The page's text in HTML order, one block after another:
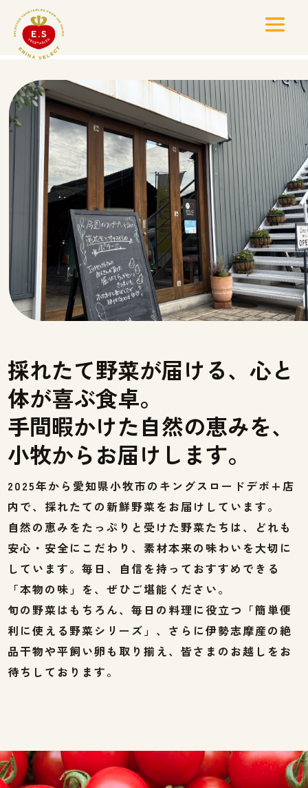
採れたて野菜が届ける、心と
体が喜ぶ食卓。
手間暇かけた自然の恵みを、
小牧からお届けします。
2025年から愛知県小牧市のキングスロードデポ+店
内で、採れたての新鮮野菜をお届けしています。
自然の恵みをたっぷりと受けた野菜たちは、どれも
安心・安全にこだわり、素材本来の味わいを大切に
しています。毎日、自信を持っておすすめできる
「本物の味」を、ぜひご堪能ください。
旬の野菜はもちろん、毎日の料理に役立つ「簡単便
利に使える野菜シリーズ」、さらに伊勢志摩産の絶
品干物や平飼い卵も取り揃え、皆さまのお越しをお
待ちしております。